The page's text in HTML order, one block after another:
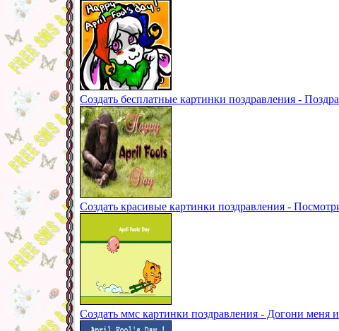
Создать бесплатные картинки поздравления -
Создать красивые картинки поздравления -
Создать ммс картинки поздравления - Догони меня